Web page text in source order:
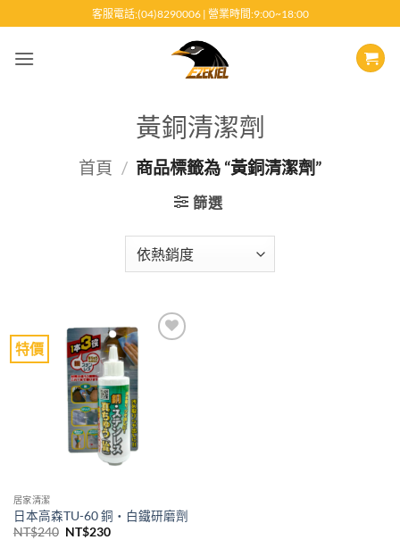
至
客服電話:(04)8290006 | 營業時間:9:00~18:00
黃銅清潔劑
首頁 / 商品標籤為 “黃銅清潔劑”
篩選
特價
居家清潔
日本高森TU-60 銅・白鐵研磨劑
NT$240 原
NT$230目